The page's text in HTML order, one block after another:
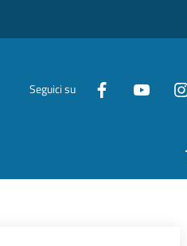
Seguici su